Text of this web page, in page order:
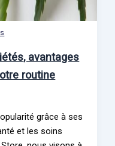
avantages
routine
grâce à ses
et les soins